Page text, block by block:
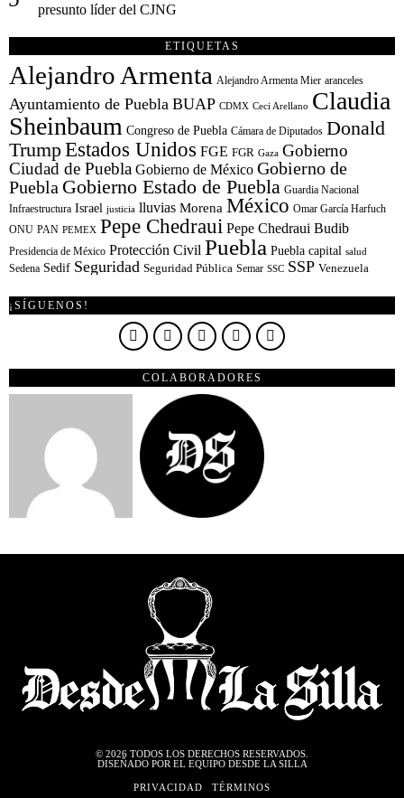
presunto líder del CJNG
ETIQUETAS
Alejandro Armenta Alejandro Armenta Mier aranceles
Ayuntamiento de Puebla BUAP CDMX Ceci Arellano Claudia
Sheinbaum Congreso de Puebla Cámara de Diputados Donald
TrumpEstados Unidos FGE FGR Gaza Gobierno
Ciudad de Puebla Gobierno de México Gobierno de
Puebla Gobierno Estado de Puebla Guardia Nacional
Infraestructura Israel justicia lluvias Morena México Omar García Harfuch
ONU PAN PEMEX Pepe Chedraui Pepe Chedraui Budib
Presidencia de México Protección Civil Puebla Puebla capital salud
Sedena Sedif Seguridad Seguridad Pública Semar SSC SSP Venezuela
¡SÍGUENOS!
COLABORADORES
© 2026 TODOS LOS DERECHOS RESERVADOS.
DISEÑADO POR EL EQUIPO DESDE LA SILLA
PRIVACIDAD TÉRMINOS